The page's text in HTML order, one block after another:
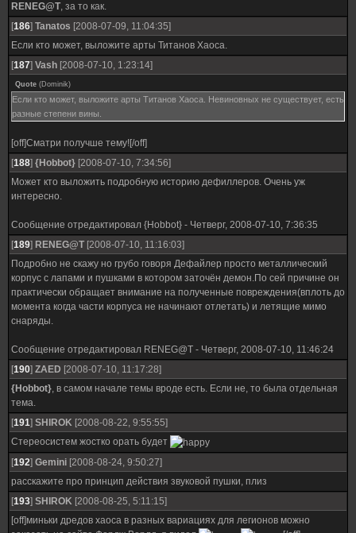
RENEG@T, за то как.
[186] Tanatos [2008-07-09, 11:04:35]
Если кто может, выложите арты Титанов Хаоса.
[187] Vash [2008-07-10, 1:23:14]
Quote (Dominik)
Если кто может, выложите арты Титанов Хаоса. Невиновных не существует, есть
разные степени вины.
[off]Сматри получше тему![/off]
[188] {Hobbot} [2008-07-10, 7:34:56]
Может кто выложить подробную историю дефиллеров. Очень уж
интересно.
Сообщение отредактировал {Hobbot} - Четверг, 2008-07-10, 7:36:35
[189] RENEG@T[2008-07-10, 11:16:03]
Подробно не скажу но грубо говоря Дефайлер просто металлический
корпус с лапами и пушками в котором заточён демон.По сей причине он
практически обращает внимание на полученные повреждения(вплоть до
момента когда части корпуса не начинают отлетать) и летящие мимо
снаряды.
Сообщение отредактировал RENEG@T - Четверг, 2008-07-10, 11:46:24
[190] ZAED [2008-07-10, 11:17:28]
{Hobbot}, в самом начале темы вроде есть. Если не, то была отдельная
тема.
[191] SHIROK [2008-08-22, 9:55:55]
Стереосистем жостко орать будет
[192] Gemini [2008-08-24, 9:50:27]
расскажите про принцип действия звуковой пушки, плиз
[193] SHIROK [2008-08-25, 5:11:15]
[off]миньки дредов хаоса в разных вариациях для легионов можно